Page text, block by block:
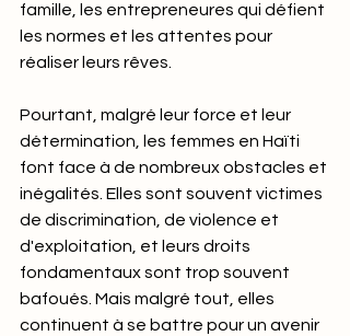
famille, les entrepreneures qui défient
les normes et les attentes pour
réaliser leurs rêves.
Pourtant, malgré leur force et leur
détermination, les femmes en Haïti
font face à de nombreux obstacles et
inégalités. Elles sont souvent victimes
de discrimination, de violence et
d'exploitation, et leurs droits
fondamentaux sont trop souvent
bafoués. Mais malgré tout, elles
continuent à se battre pour un avenir